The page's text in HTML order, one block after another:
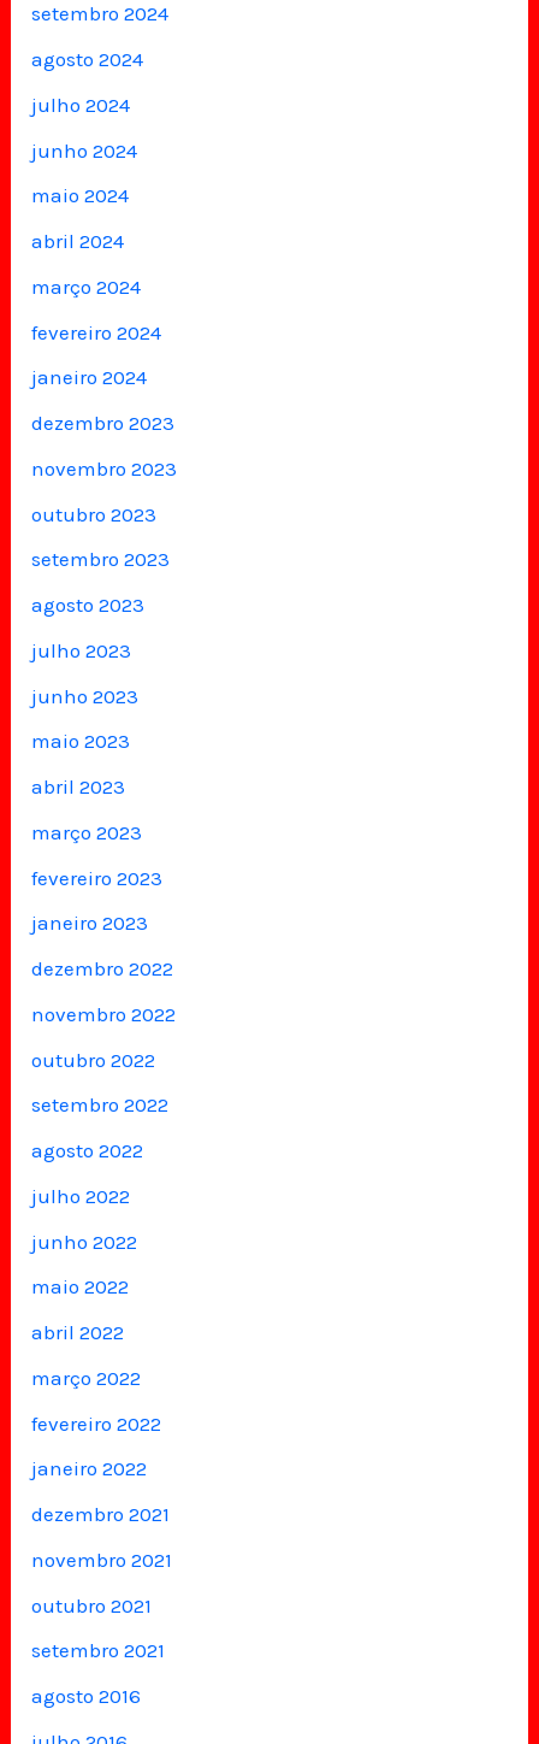
setembro 2024
agosto 2024
julho 2024
junho 2024
maio 2024
abril 2024
março 2024
fevereiro 2024
janeiro 2024
dezembro 2023
novembro 2023
outubro 2023
setembro 2023
agosto 2023
julho 2023
junho 2023
maio 2023
abril 2023
março 2023
fevereiro 2023
janeiro 2023
dezembro 2022
novembro 2022
outubro 2022
setembro 2022
agosto 2022
julho 2022
junho 2022
maio 2022
abril 2022
março 2022
fevereiro 2022
janeiro 2022
dezembro 2021
novembro 2021
outubro 2021
setembro 2021
agosto 2016